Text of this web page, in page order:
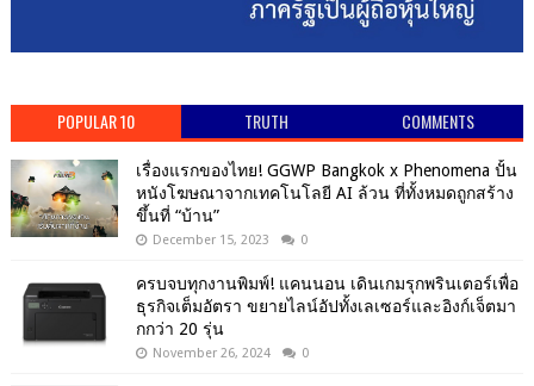
POPULAR 10 TRUTH COMMENTS
เรื่องแรกของไทย! GGWP Bangkok x Phenomena ปั้น
หนังโฆษณาจากเทคโนโลยี AI ล้วน ที่ทั้งหมดถูกสร้าง
ขึ้นที่ “บ้าน”
December 15, 2023 0
ครบจบทุกงานพิมพ์! แคนนอน เดินเกมรุกพรินเตอร์เพื่อ
ธุรกิจเต็มอัตรา ขยายไลน์อัปทั้งเลเซอร์และอิงก์เจ็ตมา
กกว่า 20 รุ่น
November 26, 2024 0